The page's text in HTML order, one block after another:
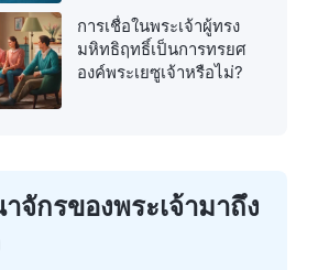
การเชื่อในพระเจ้าผู้ทรง
มหิทธิฤทธิ์เป็นการทรยศ
องค์พระเยซูเจ้าหรือไม่?
จักรของพระเจ้ามาถึง